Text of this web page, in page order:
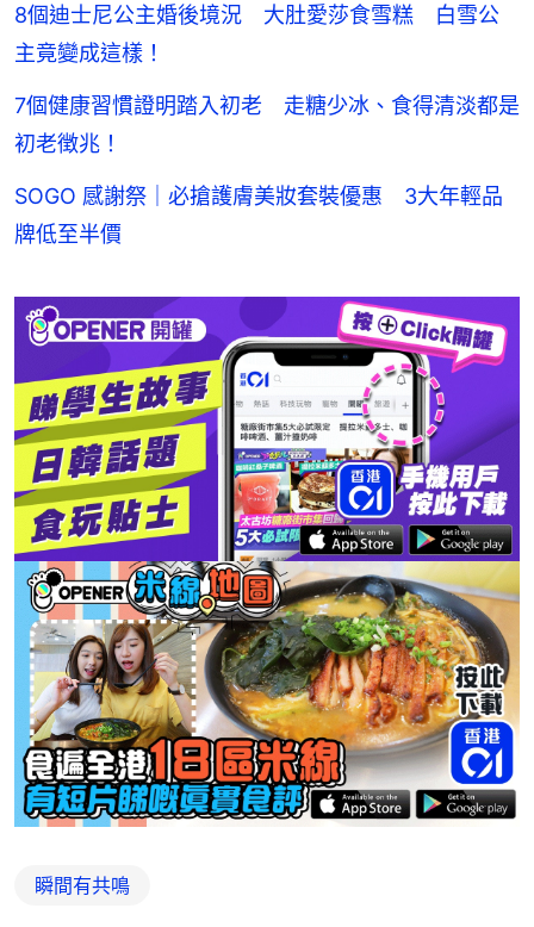
8個迪士尼公主婚後境況 大肚愛莎食雪糕 白雪公
主竟變成這樣！
7個健康習慣證明踏入初老 走糖少冰、食得清淡都是
初老徴兆！
SOGO 感謝祭｜必搶護膚美妝套裝優惠 3大年輕品
牌低至半價
瞬間有共鳴